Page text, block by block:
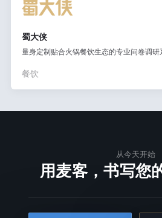
蜀大侠
量身定制贴合火锅餐饮生态的专业问卷调研
餐饮
从今天开始
用麦客，书写您